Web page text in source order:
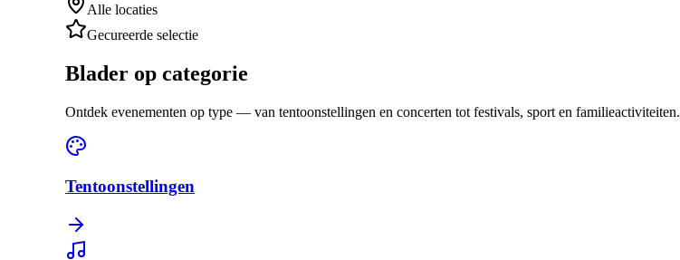
Alle locaties
Gecureerde selectie
Blader op categorie
Ontdek evenementen op type — van tentoonstellingen en concerten tot festivals, sport en familieactiviteiten.
Tentoonstellingen